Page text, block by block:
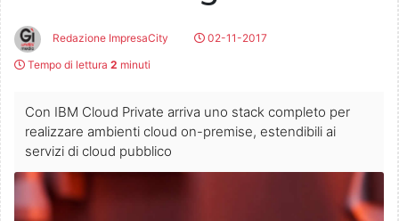
Redazione ImpresaCity
02-11-2017
Tempo di lettura 2 minuti
Con IBM Cloud Private arriva uno stack completo per
realizzare ambienti cloud on-premise, estendibili ai
servizi di cloud pubblico